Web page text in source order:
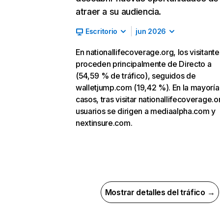
atraer a su audiencia.
Escritorio jun 2026
En nationallifecoverage.org, los
proceden principalmente de Directo a
(54,59 % de tráfico), seguidos de
walletjump.com (19,42 %). En la
casos, tras visitar
usuarios se dirigen a mediaalpha.com y
nextinsure.com.
Mostrar detalles del tráfico →